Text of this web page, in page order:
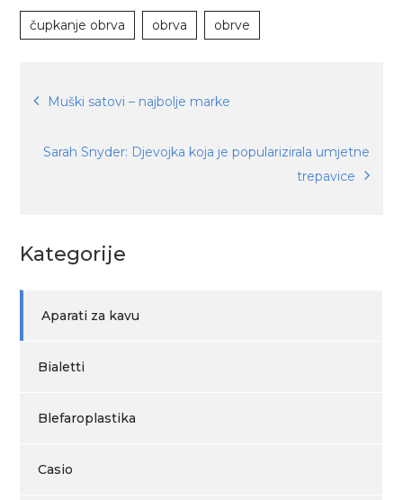
čupkanje obrva obrva obrve
Navigacija
objava
Muški satovi – najbolje marke
Sarah Snyder: Djevojka koja je popularizirala umjetne
trepavice
Kategorije
Aparati za kavu
Bialetti
Blefaroplastika
Casio